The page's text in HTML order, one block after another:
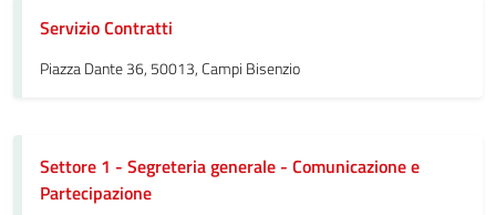
Servizio Contratti
Piazza Dante 36, 50013, Campi Bisenzio
Settore 1 - Segreteria generale - Comunicazione e
Partecipazione